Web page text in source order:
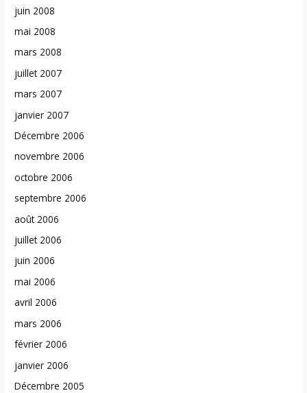
juin 2008
mai 2008
mars 2008
juillet 2007
mars 2007
janvier 2007
Décembre 2006
novembre 2006
octobre 2006
septembre 2006
août 2006
juillet 2006
juin 2006
mai 2006
avril 2006
mars 2006
février 2006
janvier 2006
Décembre 2005